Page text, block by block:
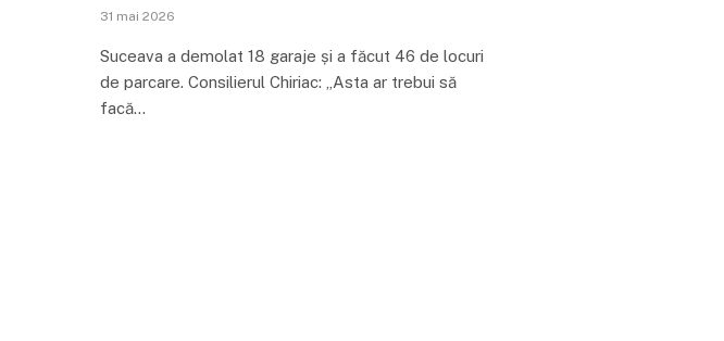
31 mai 2026
Suceava a demolat 18 garaje și a făcut 46 de locuri
de parcare. Consilierul Chiriac: „Asta ar trebui să
facă…